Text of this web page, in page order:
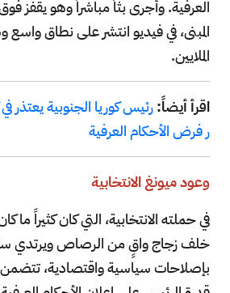
العرفية. وأجرى بثاً مباشراً وهو يقفز
المبنى، في فيديو انتشر على نطاق
الملايين.
اقرأ أيضاً:رئيس كوريا الجنوبية
ر فرض الأحكام العرفية
وعود ميونغ الانتخابية
في حملته الانتخابية، التي كان كثيراً
خلف زجاج واقٍ من الرصاص ويرتدي
بإصلاحات سياسية واقتصادية،